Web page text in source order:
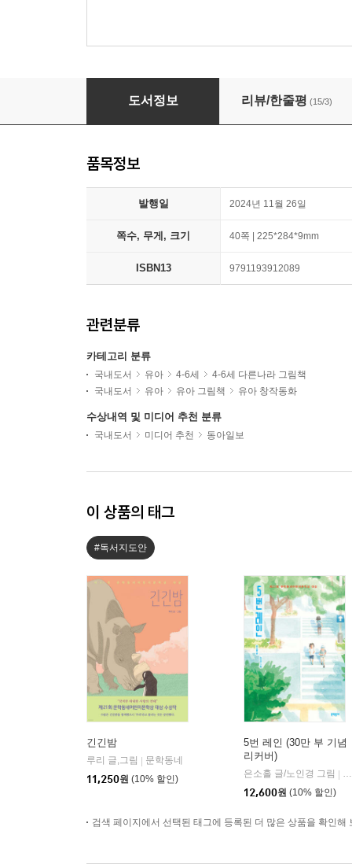
책을 너무 사랑한 테오필
도서정보 리뷰/한줄평 (15/3)
품목정보
발행일 2024년 11월 26일
쪽수, 무게, 크기 40쪽 | 225*284*9mm
ISBN13 9791193912089
관련분류
카테고리 분류
국내도서 유아 4-6세
4-6세 다른나라 그림책
국내도서
유아 유아 그림책 유아 창작동화
수상내역 및 미디어 추천 분류
국내도서 미디어 추천 동아일보
이 상품의 태그
#독서지도안
긴긴밤
루리 글,그림
문학동네
11,250원 (10% 할인)
5번 레인 (30만 부 기념
리커버)
은소홀 글/노인경 그림
12,600원 (10% 할인)
검색 페이지에서 선택된 태그에 등록된 더 많은 상품을 확인해